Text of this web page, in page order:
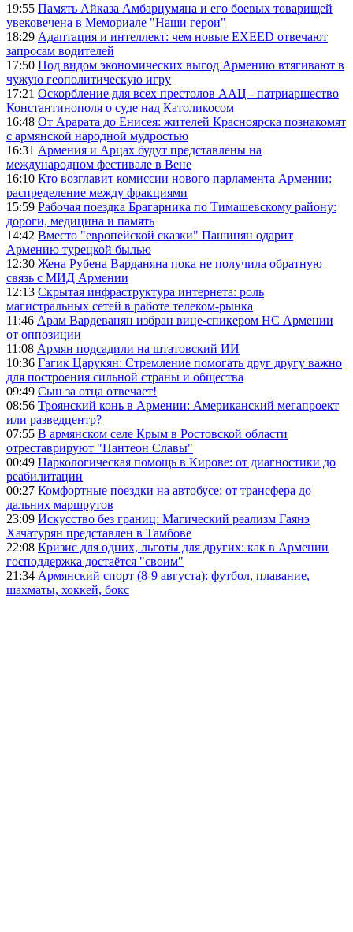
19:55 Память Айказа Амбарцумяна и его боевых товарищей
увековечена в Мемориале "Наши герои"
18:29 Адаптация и интеллект: чем новые EXEED отвечают
запросам водителей
17:50 Под видом экономических выгод Армению втягивают в
чужую геополитическую игру
17:21 Оскорбление для всех престолов ААЦ - патриаршество
Константинополя о суде над Католикосом
16:48 От Арарата до Енисея: жителей Красноярска познакомят
с армянской народной мудростью
16:31 Армения и Арцах будут представлены на
международном фестивале в Вене
16:10 Кто возглавит комиссии нового парламента Армении:
распределение между фракциями
15:59 Рабочая поездка Брагарника по Тимашевскому району:
дороги, медицина и память
14:42 Вместо "европейской сказки" Пашинян одарит
Армению турецкой былью
12:30 Жена Рубена Варданяна пока не получила обратную
связь с МИД Армении
12:13 Скрытая инфраструктура интернета: роль
магистральных сетей в работе телеком-рынка
11:46 Арам Вардеванян избран вице-спикером НС Армении
от оппозиции
11:08 Армян подсадили на штатовский ИИ
10:36 Гагик Царукян: Стремление помогать друг другу важно
для построения сильной страны и общества
09:49 Сын за отца отвечает!
08:56 Троянский конь в Армении: Американский мегапроект
или разведцентр?
07:55 В армянском селе Крым в Ростовской области
отреставрируют "Пантеон Славы"
00:49 Наркологическая помощь в Кирове: от диагностики до
реабилитации
00:27 Комфортные поездки на автобусе: от трансфера до
дальних маршрутов
23:09 Искусство без границ: Магический реализм Гаянэ
Хачатурян представлен в Тамбове
22:08 Кризис для одних, льготы для других: как в Армении
господдержка достаётся "своим"
21:34 Армянский спорт (8-9 августа): футбол, плавание,
шахматы, хоккей, бокс